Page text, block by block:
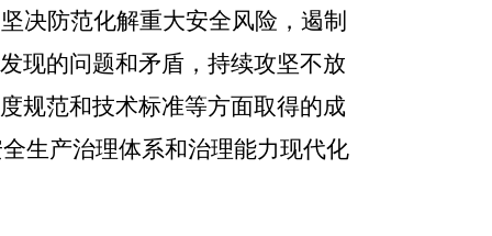
决防范化解重大安全风险，遏制
发现的问题和矛盾，持续攻坚不放
规范和技术标准等方面取得的成
生产治理体系和治理能力现代化